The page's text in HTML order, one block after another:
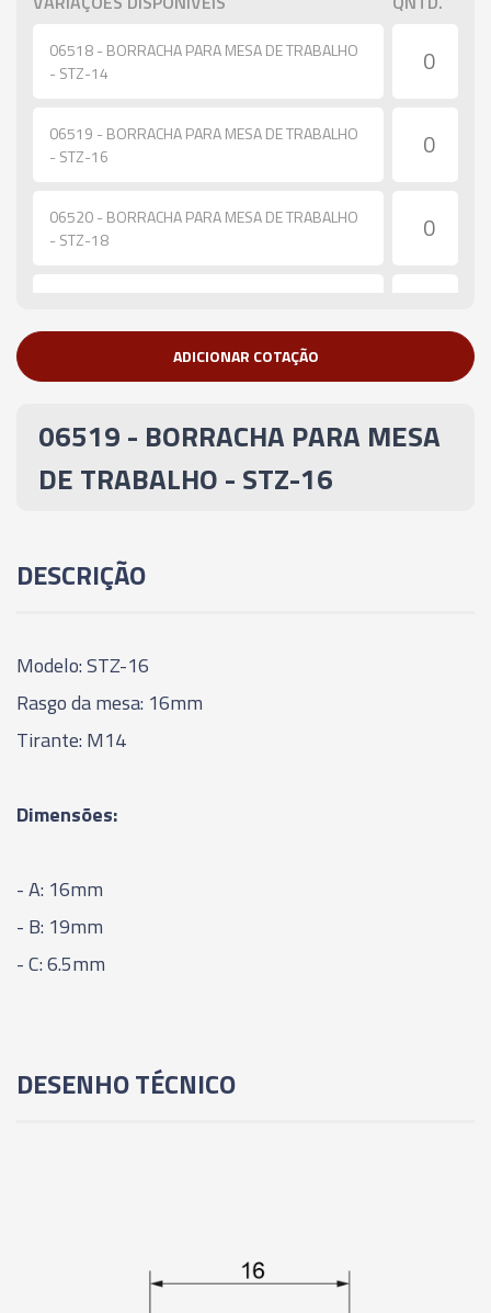
06518 - BORRACHA PARA MESA DE TRABALHO
- STZ-14
06519 - BORRACHA PARA MESA DE TRABALHO
- STZ-16
06520 - BORRACHA PARA MESA DE TRABALHO
- STZ-18
ADICIONAR COTAÇÃO
06519 - BORRACHA PARA MESA
DE TRABALHO - STZ-16
DESCRIÇÃO
Modelo: STZ-16
Rasgo da mesa: 16mm
Tirante: M14
Dimensões:
- A: 16mm
- B: 19mm
- C: 6.5mm
DESENHO TÉCNICO